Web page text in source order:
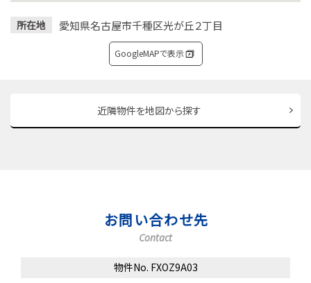
所在地 愛知県名古屋市千種区光が丘２丁目
GoogleMAPで表示
近隣物件を地図から探す
お問い合わせ先
Contact
物件No. FXOZ9A03